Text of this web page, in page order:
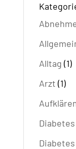
Alltag (1)
Arzt (1)
Diabetes